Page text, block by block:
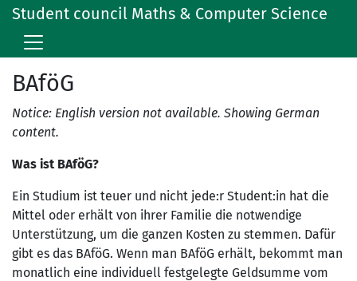
Student council Maths & Computer Science
BAföG
Notice: English version not available. Showing German
content.
Was ist BAföG?
Ein Studium ist teuer und nicht jede:r Student:in hat die
Mittel oder erhält von ihrer Familie die notwendige
Unterstützung, um die ganzen Kosten zu stemmen. Dafür
gibt es das BAföG. Wenn man BAföG erhält, bekommt man
monatlich eine individuell festgelegte Geldsumme vom